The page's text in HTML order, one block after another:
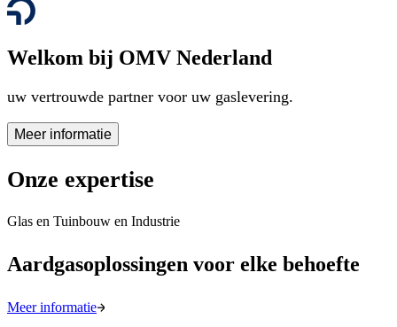
Welkom bij OMV Nederland
uw vertrouwde partner voor uw gaslevering.
Meer informatie
Onze expertise
Glas en Tuinbouw en Industrie
Aardgasoplossingen voor elke behoefte
Meer informatie